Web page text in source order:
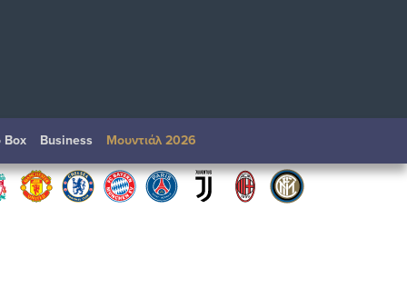
Box Βusiness Μουντιάλ 2026